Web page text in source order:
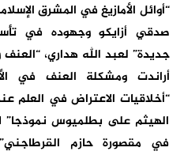
“أوائل الأمازيغ في المشرق
صدقي أزايكو وجهوده في
جديدة” لعبد الله هداري،
أراندت ومشكلة العنف في
“أخلاقيات الاعتراض في العلم
الهيثم على بطلميوس نموذجا”
في مقصورة حازم